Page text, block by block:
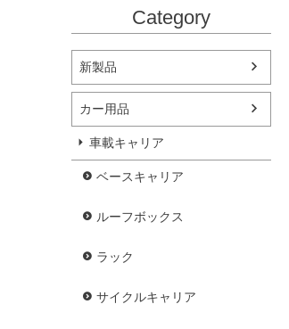
Category
新製品
カー用品
車載キャリア
ベースキャリア
ルーフボックス
ラック
サイクルキャリア